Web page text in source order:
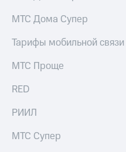
МТС Дома Супер
Тарифы мобильной связи
МТС Проще
RED
РИИЛ
МТС Супер